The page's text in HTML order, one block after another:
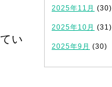
い
2025年11月 (30)
2025年10月 (31)
2025年9月 (30)